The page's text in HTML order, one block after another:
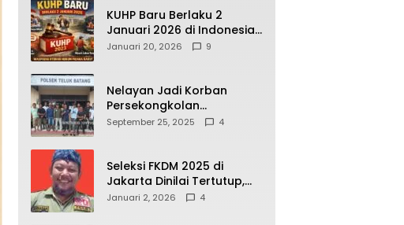
KUHP Baru Berlaku 2
Januari 2026 di Indonesia,
Apa Dampaknya bagi
Dipahami Publik
Januari 20, 2026 9
Nelayan Jadi Korban
Persekongkolan
Penyelewengan BBM
September 25, 2025 4
Seleksi FKDM 2025 di
Jakarta Dinilai Tertutup,
Transparansi
Januari 2, 2026 4